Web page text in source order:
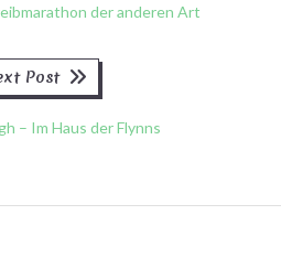
der anderen Art
Post
– Im Haus der Flynns